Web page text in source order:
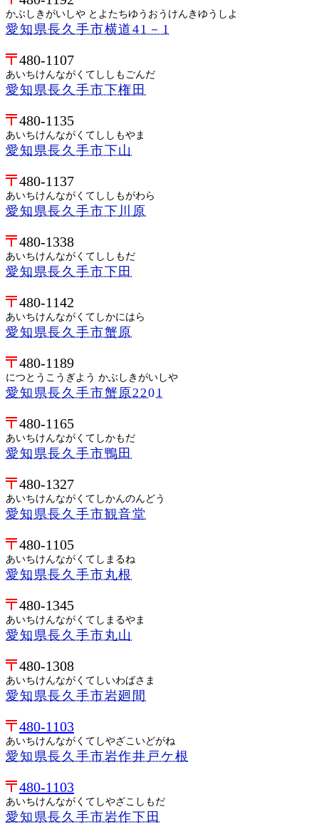
かぶしきがいしや とよたちゆうおうけんきゆうしよ
愛知県長久手市横道41－1
480-1107
あいちけんながくてししもごんだ
愛知県長久手市下権田
480-1135
あいちけんながくてししもやま
愛知県長久手市下山
480-1137
あいちけんながくてししもがわら
愛知県長久手市下川原
480-1338
あいちけんながくてししもだ
愛知県長久手市下田
480-1142
あいちけんながくてしかにはら
愛知県長久手市蟹原
480-1189
につとうこうぎよう かぶしきがいしや
愛知県長久手市蟹原2201
480-1165
あいちけんながくてしかもだ
愛知県長久手市鴨田
480-1327
あいちけんながくてしかんのんどう
愛知県長久手市観音堂
480-1105
あいちけんながくてしまるね
愛知県長久手市丸根
480-1345
あいちけんながくてしまるやま
愛知県長久手市丸山
480-1308
あいちけんながくてしいわばさま
愛知県長久手市岩廻間
480-1103
あいちけんながくてしやざこいどがね
愛知県長久手市岩作井戸ケ根
480-1103
あいちけんながくてしやざこしもだ
愛知県長久手市岩作下田